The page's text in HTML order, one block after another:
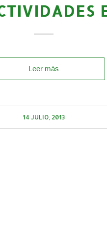
Leer más
14 JULIO, 2013